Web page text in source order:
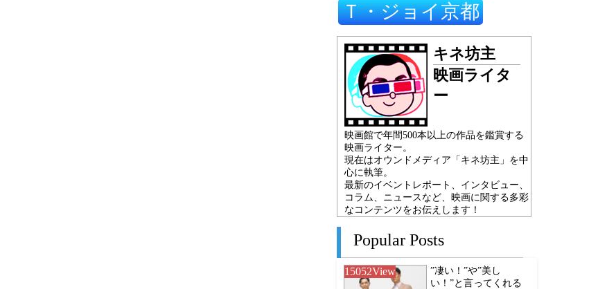
Ｔ・ジョイ京都
キネ坊主
映画ライタ
ー
映画館で年間500本以上の作品を鑑賞する
映画ライター。
現在はオウンドメディア「キネ坊主」を中
心に執筆。
最新のイベントレポート、インタビュー、
コラム、ニュースなど、映画に関する多彩
なコンテンツをお伝えします！
Popular Posts
15052View
”凄い！”や”美し
い！”と言ってくれる